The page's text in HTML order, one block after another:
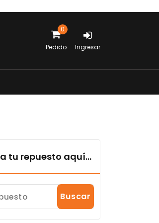
0
Pedido Ingresar
tu repuesto aquí...
Buscar